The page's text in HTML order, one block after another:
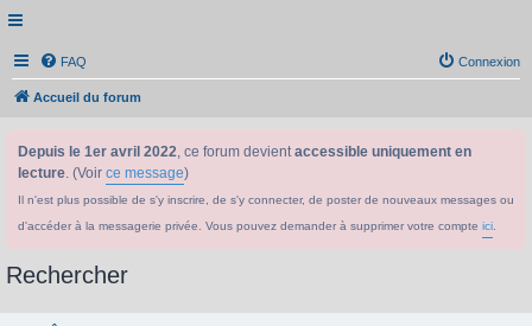
FAQ Connexion
Accueil du forum
Depuis le 1er avril 2022, ce forum devientaccessible uniquement en
lecture. (Voir ce message)
Il n'est plus possible de s'y inscrire, de s'y connecter, de poster de nouveaux messages ou
d'accéder à la messagerie privée. Vous pouvez demander à supprimer votre compte ici
Rechercher